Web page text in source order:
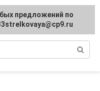
предложений по